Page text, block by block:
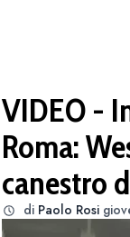
VIDEO -
Roma:
canestro
di Paolo Rosi